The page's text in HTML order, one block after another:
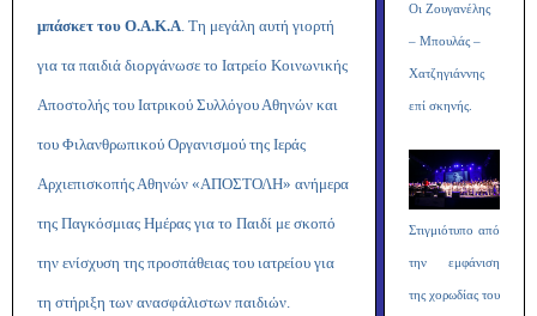
μπάσκετ του Ο.Α.Κ.Α. Τη μεγάλη αυτή γιορτή
για τα παιδιά διοργάνωσε το Ιατρείο Κοινωνικής
Αποστολής του Ιατρικού Συλλόγου Αθηνών και
του Φιλανθρωπικού Οργανισμού της Ιεράς
Αρχιεπισκοπής Αθηνών «ΑΠΟΣΤΟΛΗ» ανήμερα
της Παγκόσμιας Ημέρας για το Παιδί με σκοπό
την ενίσχυση της προσπάθειας του ιατρείου για
τη στήριξη των ανασφάλιστων παιδιών.
Οι Ζουγανέλης
– Μπουλάς –
Χατζηγιάννης
επί σκηνής.
Στιγμιότυπο από
την εμφάνιση
της χορωδίας του